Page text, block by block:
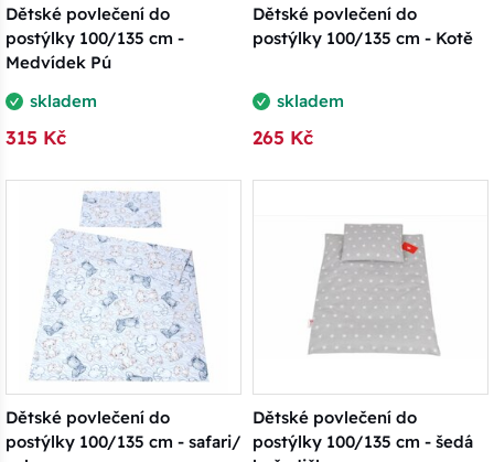
Dětské povlečení do
postýlky 100/135 cm -
Medvídek Pú
skladem
315 Kč
Dětské povlečení do
postýlky 100/135 cm - Kotě
skladem
265 Kč
Dětské povlečení do
postýlky 100/135 cm - safari/
Dětské povlečení do
postýlky 100/135 cm - šedá